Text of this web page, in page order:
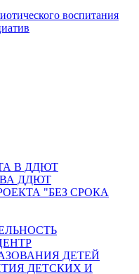
воспитания
В ДДЮТ
ДДЮТ
"БЕЗ СРОКА
ДЕТЕЙ
ДЕТСКИХ И